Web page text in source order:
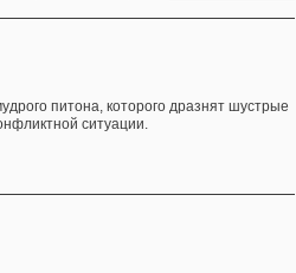
питона, которого дразнят шустрые
ситуации.